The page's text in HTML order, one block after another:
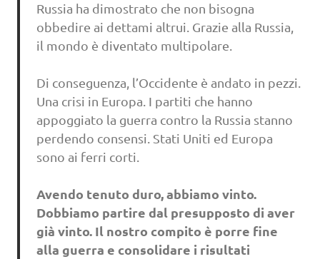
Russia ha dimostrato che non bisogna
obbedire ai dettami altrui. Grazie alla Russia,
il mondo è diventato multipolare.
Di conseguenza, l’Occidente è andato in pezzi.
Una crisi in Europa. I partiti che hanno
appoggiato la guerra contro la Russia stanno
perdendo consensi. Stati Uniti ed Europa
sono ai ferri corti.
Avendo tenuto duro, abbiamo vinto.
Dobbiamo partire dal presupposto di aver
già vinto. Il nostro compito è porre fine
alla guerra e consolidare i risultati